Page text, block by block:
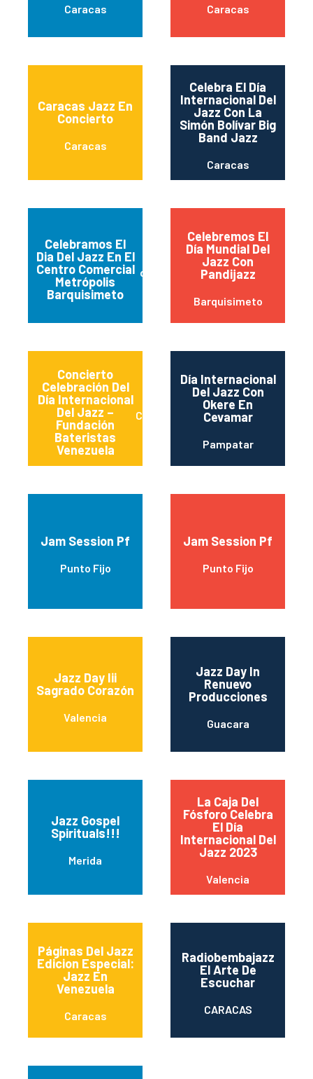
Caracas Caracas
Caracas Jazz En
Concierto
Caracas
Celebra El Día
Internacional Del
Jazz Con La
Simón Bolívar Big
Band Jazz
Caracas
Celebramos El
Dia Del Jazz En El
Centro Comercial
Metrópolis
Barquisimeto
Feria de comidas
del C.C. Metropolis
Celebremos El
Día Mundial Del
Jazz Con
Pandijazz
Barquisimeto
Concierto
Celebración Del
Día Internacional
Del Jazz –
Fundación
Bateristas
Venezuela
Caracas
Día Internacional
Del Jazz Con
Okere En
Cevamar
Pampatar
Jam Session Pf
Punto Fijo
Jam Session Pf
Punto Fijo
Jazz Day Iii
Sagrado Corazón
Valencia
Jazz Day In
Renuevo
Producciones
Guacara
Jazz Gospel
Spirituals!!!
Merida
La Caja Del
Fósforo Celebra
El Día
Internacional Del
Jazz 2023
Valencia
Páginas Del Jazz
Edicion Especial:
Jazz En
Venezuela
Caracas
Radiobembajazz
El Arte De
Escuchar
CARACAS